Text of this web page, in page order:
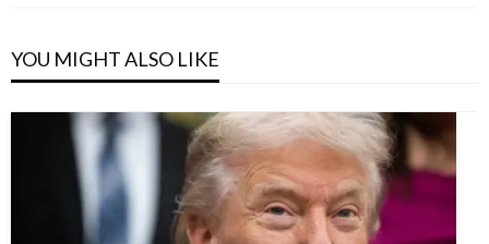
YOU MIGHT ALSO LIKE